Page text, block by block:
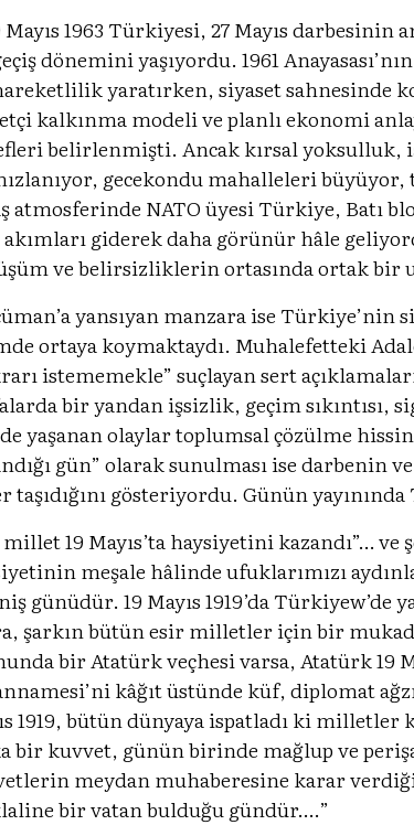
Mayıs 1963 Türkiyesi, 27 Mayıs
dönemini yaşıyordu. 1961
yaratırken, siyaset sahnesinde
kalkınma modeli ve planlı ekonomi
belirlenmişti. Ancak kırsal yoksulluk,
gecekondu mahalleleri
atmosferinde NATO üyesi Türkiye, Batı
giderek daha görünür hâle
ve belirsizliklerin ortasında ortak bir
yansıyan manzara ise Türkiye’nin
ortaya koymaktaydı. Muhalefetteki
istememekle” suçlayan sert
bir yandan işsizlik, geçim
yaşanan olaylar toplumsal çözülme
gün” olarak sunulması ise
taşıdığını gösteriyordu. Günün
19 Mayıs’ta haysiyetini kazandı”…
meşale hâlinde ufuklarımızı
günüdür. 19 Mayıs 1919’da
şarkın bütün esir milletler için bir
bir Atatürk veçhesi varsa, Atatürk 19
kâğıt üstünde küf, diplomat
1919, bütün dünyaya ispatladı ki
bir kuvvet, günün birinde mağlup ve
meydan muhaberesine karar
bir vatan bulduğu gündür….”